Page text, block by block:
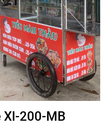
XI-200-MB